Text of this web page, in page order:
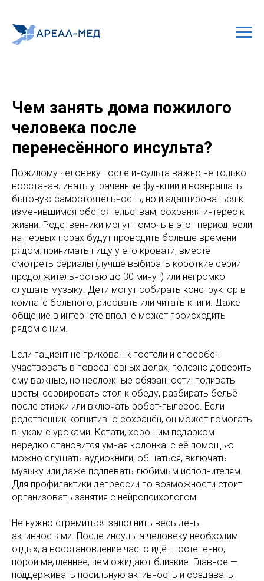
Чем занять дома пожилого
человека после
перенесённого инсульта?
Пожилому человеку после инсульта важно не только
восстанавливать утраченные функции и возвращать
бытовую самостоятельность, но и адаптироваться к
изменившимся обстоятельствам, сохраняя интерес к
жизни. Родственники могут помочь в этот период, если
на первых порах будут проводить больше времени
рядом: принимать пищу у его кровати, вместе
смотреть сериалы (лучше выбирать короткие серии
продолжительностью до 30 минут) или негромко
слушать музыку. Дети могут собирать конструктор в
комнате больного, рисовать или читать книги. Даже
общение в интернете вполне может происходить
рядом с ним.
Если пациент не прикован к постели и способен
участвовать в повседневных делах, полезно доверить
ему важные, но несложные обязанности: поливать
цветы, сервировать стол к обеду, разбирать бельё
после стирки или включать робот-пылесос. Если
родственник когнитивно сохранён, он может помогать
внукам с уроками. Кстати, хорошим подарком
нередко становится умная колонка: с её помощью
можно слушать аудиокниги, общаться, включать
музыку или даже подпевать любимым исполнителям.
Для профилактики депрессии по возможности стоит
организовать занятия с нейропсихологом.
Не нужно стремиться заполнить весь день
активностями. После инсульта человеку необходим
отдых, а восстановление часто идёт постепенно,
порой медленнее, чем ожидают близкие. Главное —
поддерживать посильную активность и создавать